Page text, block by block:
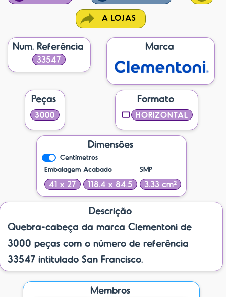
A LOJAS
Num. Referência
33547
Marca
Peças
3000
Formato
HORIZONTAL
Dimensões
Centímetros
Embalagem
41 x 27
Acabado
118.4 x 84.5
SMP
3.33 cm²
Descrição
Quebra-cabeça da marca Clementoni de
3000 peças com o número de referência
33547 intitulado San Francisco.
Membros